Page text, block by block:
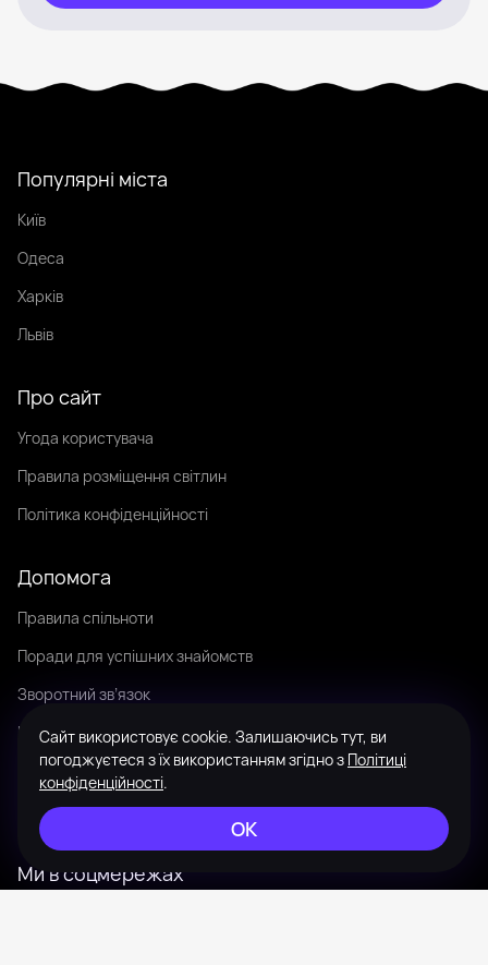
Популярні міста
Київ
Одеса
Харків
Львів
Про сайт
Угода користувача
Правила розміщення світлин
Політика конфіденційності
Допомога
Правила спільноти
Поради для успішних знайомств
Зворотний зв’язок
Мова
Зовнішній вигляд
Мапа сайту
Ми в соцмережах
Сайт використовує cookie. Залишаючись тут, ви
погоджуєтеся з їх використанням згідно з Політиці
конфіденційності.
ОК